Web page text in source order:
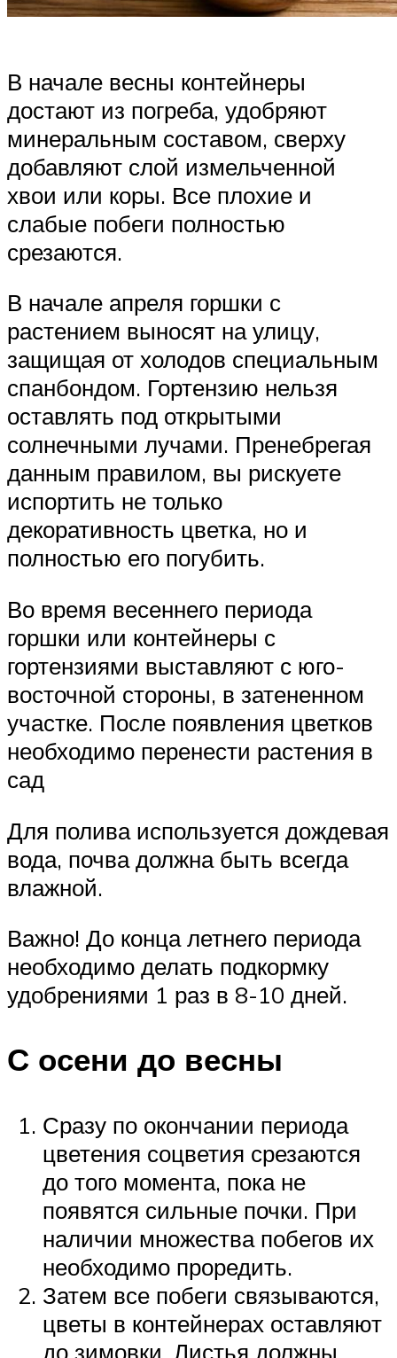
В начале весны контейнеры
достают из погреба, удобряют
минеральным составом, сверху
добавляют слой измельченной
хвои или коры. Все плохие и
слабые побеги полностью
срезаются.
В начале апреля горшки с
растением выносят на улицу,
защищая от холодов специальным
спанбондом. Гортензию нельзя
оставлять под открытыми
солнечными лучами. Пренебрегая
данным правилом, вы рискуете
испортить не только
декоративность цветка, но и
полностью его погубить.
Во время весеннего периода
горшки или контейнеры с
гортензиями выставляют с юго-
восточной стороны, в затененном
участке. После появления цветков
необходимо перенести растения в
сад
Для полива используется дождевая
вода, почва должна быть всегда
влажной.
Важно! До конца летнего периода
необходимо делать подкормку
удобрениями 1 раз в 8-10 дней.
С осени до весны
Сразу по окончании периода
цветения соцветия срезаются
до того момента, пока не
появятся сильные почки. При
наличии множества побегов их
необходимо проредить.
Затем все побеги связываются,
цветы в контейнерах оставляют
до зимовки. Листья должны